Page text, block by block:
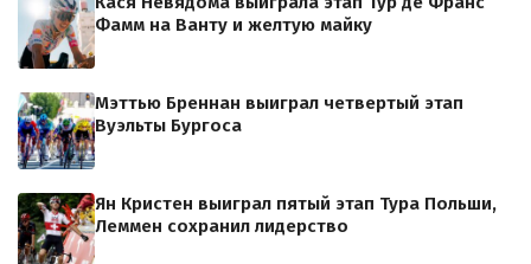
Фамм на Ванту и желтую майку
Мэттью Бреннан выиграл четвертый этап
Вуэльты Бургоса
Ян Кристен выиграл пятый этап Тура Польши,
Леммен сохранил лидерство